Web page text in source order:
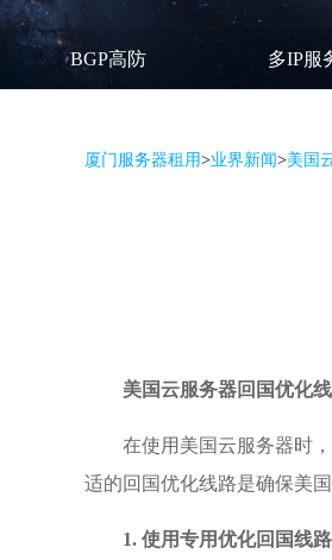
BGP高防 多IP服
厦门服务器租用>业界新闻>美国
美国云服务器回国优化
在使用美国云服务器时
适的回国优化线路是确保美
1. 使用专用优化回国线